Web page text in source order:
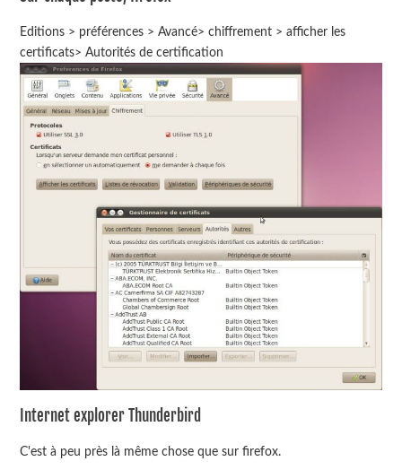
Editions > préférences > Avancé> chiffrement > afficher les
certificats> Autorités de certification
Internet explorer Thunderbird
C'est à peu près là même chose que sur firefox.